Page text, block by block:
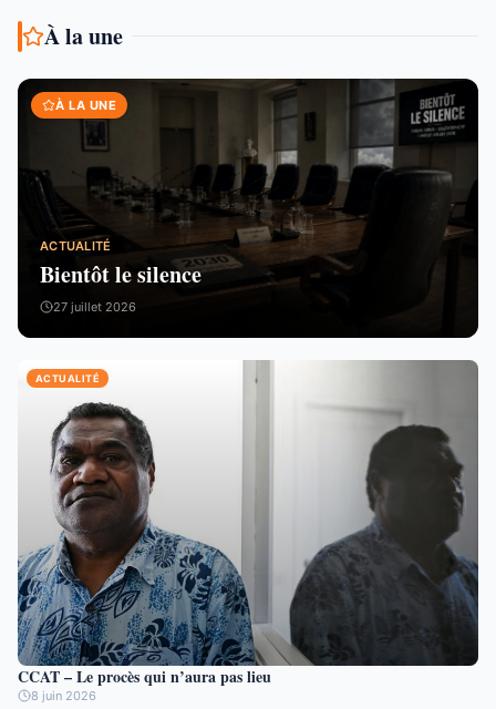
À la une
À LA UNE
ACTUALITÉ
Bientôt le silence
27 juillet 2026
ACTUALITÉ
CCAT – Le procès qui n’aura pas lieu
8 juin 2026